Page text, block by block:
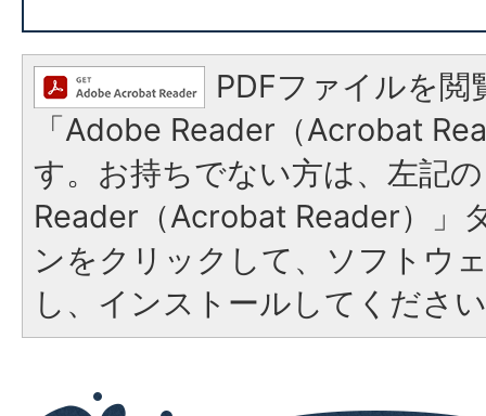
PDFファイルを閲
「Adobe Reader（Acrobat
す。お持ちでない方は、左記
Reader（Acrobat Reader）」
ンをクリックして、ソフトウ
し、インストールしてくださ